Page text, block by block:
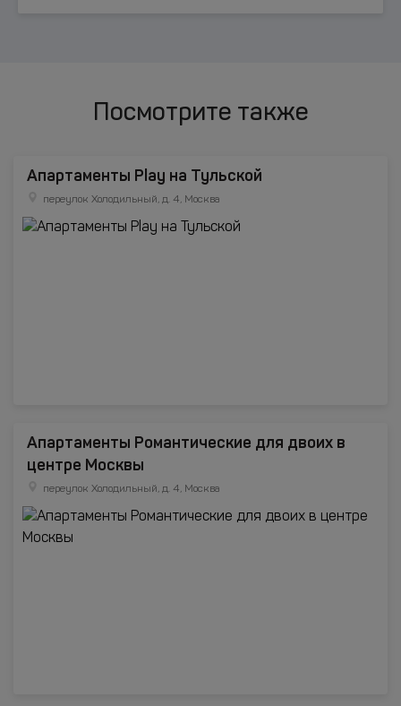
Посмотрите также
Апартаменты Play на Тульской
переулок Холодильный, д. 4, Москва
Апартаменты Романтические для двоих в
центре Москвы
переулок Холодильный, д. 4, Москва